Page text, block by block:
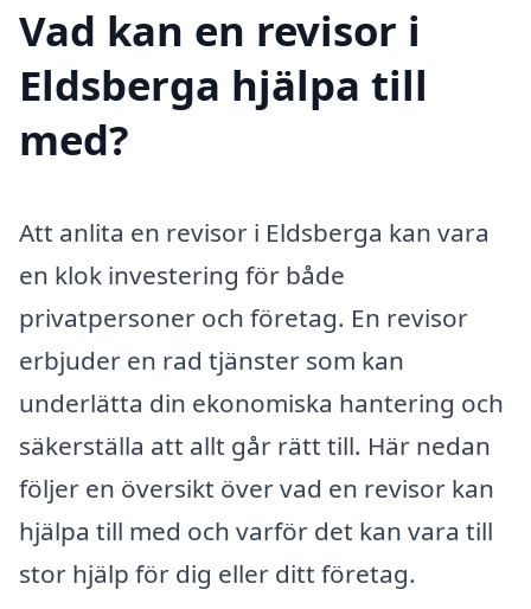
Vad kan en revisor i
Eldsberga hjälpa till
med?
Att anlita en revisor i Eldsberga kan vara
en klok investering för både
privatpersoner och företag. En revisor
erbjuder en rad tjänster som kan
underlätta din ekonomiska hantering och
säkerställa att allt går rätt till. Här nedan
följer en översikt över vad en revisor kan
hjälpa till med och varför det kan vara till
stor hjälp för dig eller ditt företag.